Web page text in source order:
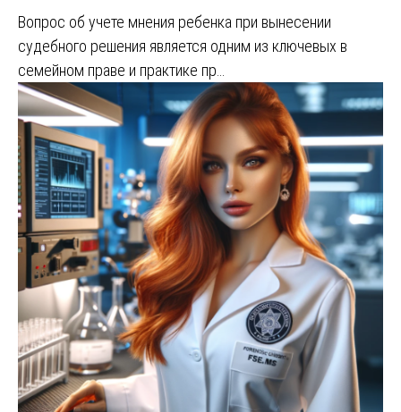
Вопрос об учете мнения ребенка при вынесении
судебного решения является одним из ключевых в
семейном праве и практике пр…